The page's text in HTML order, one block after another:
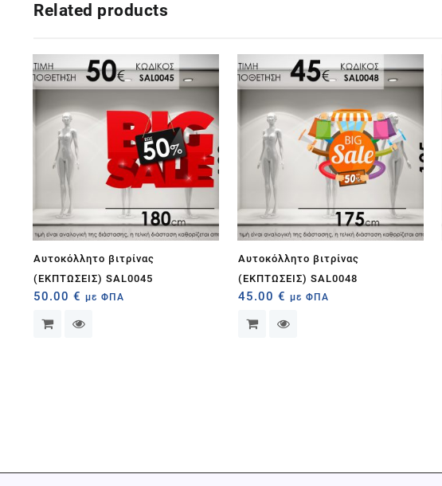
Related products
Αυτοκόλλητο βιτρίνας
(ΕΚΠΤΩΣΕΙΣ) SAL0045
50.00 € με ΦΠΑ
Αυτοκόλλητο βιτρίνας
(ΕΚΠΤΩΣΕΙΣ) SAL0048
45.00€ με ΦΠΑ